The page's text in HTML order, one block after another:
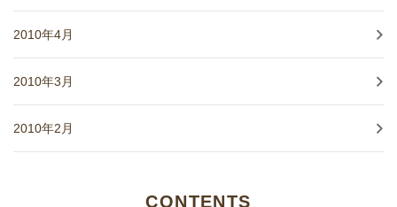
2010年4月
2010年3月
2010年2月
CONTENTS